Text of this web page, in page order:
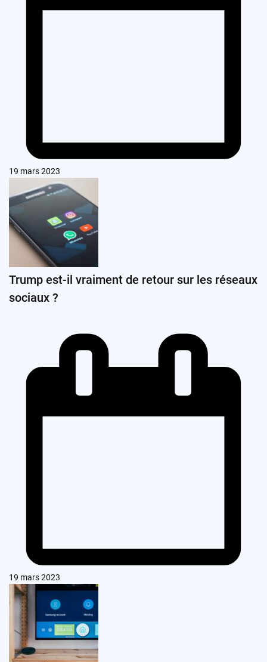
19 mars 2023
Trump est-il vraiment de retour sur les réseaux
sociaux ?
19 mars 2023